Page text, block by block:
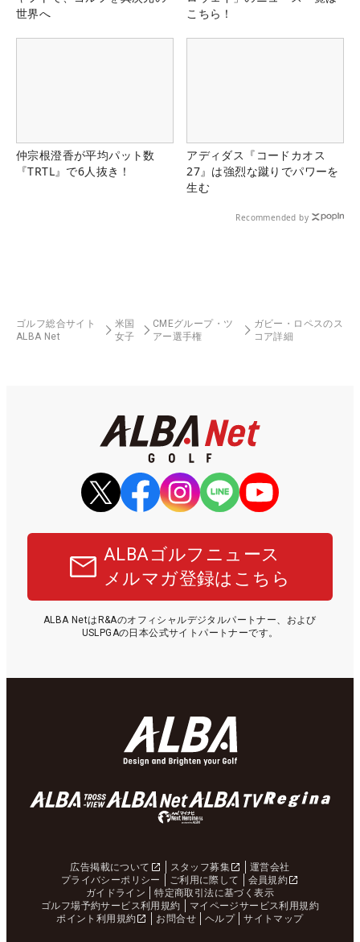
世界へ
こちら！
仲宗根澄香が平均パット数
『TRTL』で6人抜き！
アディダス『コードカオス
27』は強烈な蹴りでパワーを
生む
Recommended by
ゴルフ総合サイト
ALBA Net
米国
女子
CMEグループ・ツ
アー選手権
ガビー・ロペスのス
コア詳細
ALBAゴルフニュース
メルマガ登録はこちら
ALBA NetはR&Aのオフィシャルデジタルパートナー、および
USLPGAの日本公式サイトパートナーです。
広告掲載について スタッフ募集
運営会社
プライバシーポリシー
ご利用に際して
会員規約
ガイドライン
特定商取引法に基づく表示
ゴルフ場予約サービス利用規約
マイページサービス利用規約
ポイント利用規約
お問合せ ヘルプ サイトマップ